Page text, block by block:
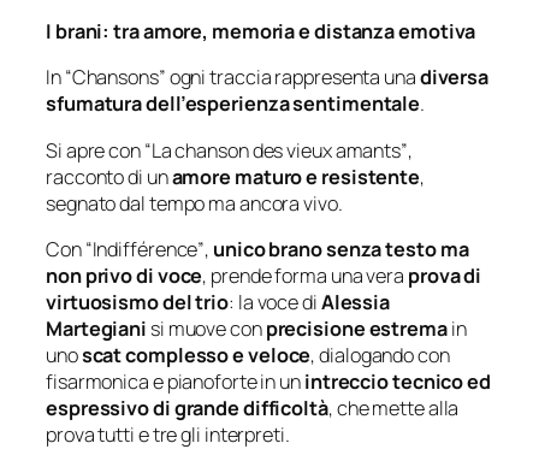
I brani: tra amore, memoria e distanza emotiva
In“Chansons”ogni traccia rappresenta unadiversa
sfumatura dell’esperienza sentimentale.
Si apre con“La chanson des vieux amants”,
racconto di unamore maturo e resistente,
segnato dal tempo ma ancora vivo.
Con“Indifférence”, unico brano senza testo ma
non privo di voce, prende forma una vera prova di
virtuosismo del trio: la voce diAlessia
Martegiani si muove conprecisione estremain
unoscat complesso e veloce, dialogando con
fisarmonica e pianoforte in unintreccio tecnico ed
espressivo di grande difficoltà, che mette alla
prova tutti e tre gli interpreti.